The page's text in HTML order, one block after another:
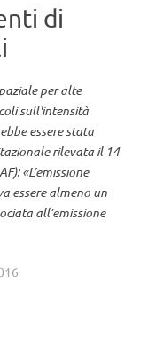
di
per alte
sull'intensità
essere stata
rilevata il 14
«L’emissione
essere almeno un
all’emissione